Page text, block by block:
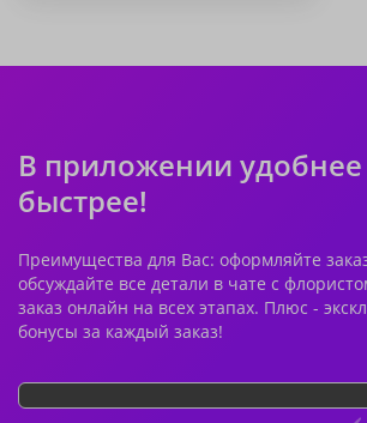
В приложении
быстрее!
Преимущества для Вас: оформляйте
обсуждайте все детали в чате с
заказ онлайн на всех этапах. Плюс -
бонусы за каждый заказ!